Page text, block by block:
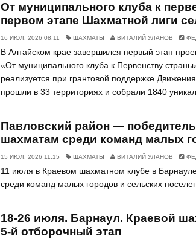
От муниципального клуба к
первом этапе Шахматной лиги
16 ИЮЛ. 2026 08:11 ШАХМАТЫ ВИТАЛИЙ УЛАНОВ
В Алтайском крае завершился первый этап
«От муниципального клуба к Первенству
реализуется при грантовой поддержке
прошли в 33 территориях и собрали 1840
Павловский район —
шахматам среди команд малых
15 ИЮЛ. 2026 11:15 ШАХМАТЫ ВИТАЛИЙ УЛАНОВ
11 июля в Краевом шахматном клубе в
среди команд малых городов и сельских
18-26 июля. Барнаул. Краевой
5-й отборочный этап